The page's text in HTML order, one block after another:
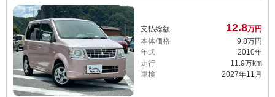
支払総額 12.8万円
本体価格
9.8万円
年式
2010年
走行
11.9万km
車検
2027年11月